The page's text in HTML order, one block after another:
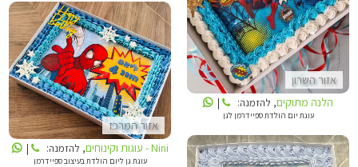
אזור השרון
הלנה מתוקים, להזמנה: |
עוגת יום הולדת ספיידרמן לגן
אזור המרכז
NINI - עוגות וקינוחים
Nini - עוגות וקינוחים , להזמנה: |
עוגת גן ליום הולדת בעיצוב ספיידרמן